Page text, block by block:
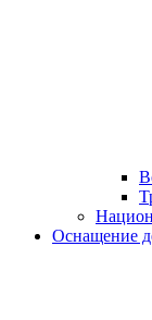
Оснащение